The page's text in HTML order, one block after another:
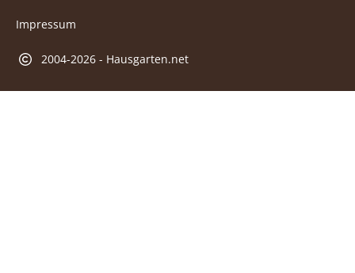
Impressum
2004-2026 - Hausgarten.net